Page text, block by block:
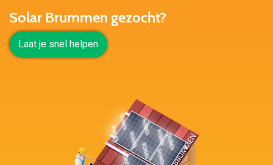
Solar Brummen gezocht?
Laat je snel helpen